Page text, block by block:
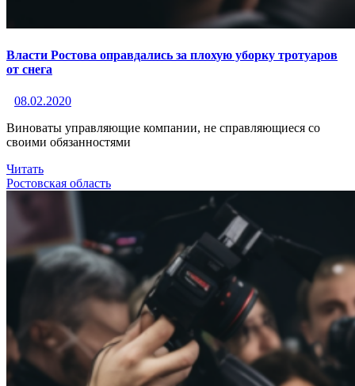
Власти Ростова оправдались за плохую уборку тротуаров
от снега
08.02.2020
Виноваты управляющие компании, не справляющиеся со
своими обязанностями
Читать
Ростовская область